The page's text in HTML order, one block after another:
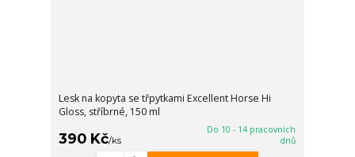
Lesk na kopyta se třpytkami Excellent Horse Hi
Gloss, stříbrné, 150 ml
390 Kč/ks
Do 10 - 14 pracovních
dnů